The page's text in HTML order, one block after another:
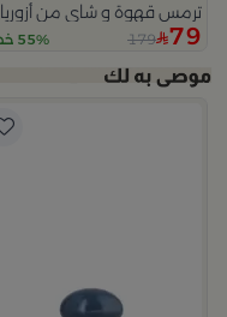
ترمس قهوة و شاي من أزوريا
79
179 55% خصم